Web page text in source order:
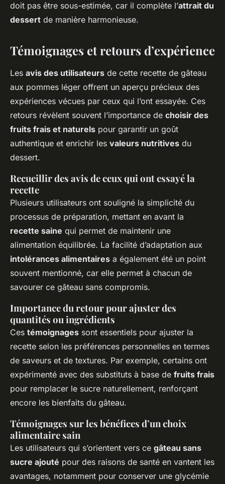
doit pas être sous-estimée, car il complète l’attrait du
dessert de manière harmonieuse.
Témoignages et retours d’expérience
Les avis des utilisateurs de cette recette de gâteau
aux pommes léger offrent un aperçu précieux des
expériences vécues par ceux qui l’ont essayée. Ces
retours révèlent souvent l’importance de choisir des
fruits frais et naturels pour garantir un goût
authentique et enrichir les valeurs nutritives du
dessert.
Recueillir des avis de ceux qui ont essayé la
recette
Plusieurs utilisateurs ont souligné la simplicité du
processus de préparation, mettant en avant la
recette saine qui permet de maintenir une
alimentation équilibrée. La facilité d’adaptation aux
intolérances alimentaires a également été un point
souvent mentionné, car elle permet à chacun de
savourer ce gâteau sans compromis.
Importance du retour pour ajuster des
quantités ou ingrédients
Ces témoignages sont essentiels pour ajuster la
recette selon les préférences personnelles en termes
de saveurs et de textures. Par exemple, certains ont
expérimenté avec des substituts à base de fruits frais
pour remplacer le sucre naturellement, renforçant
encore les bienfaits du gâteau.
Témoignages sur les bénéfices d’un choix
alimentaire sain
Les utilisateurs qui s’orientent vers ce gâteau sans
sucre ajouté pour des raisons de santé en vantent les
avantages, notamment pour conserver une glycémie